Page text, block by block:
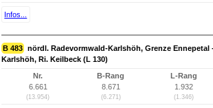
Infos...
B 483 nördl. Radevormwald-Karlshöh, Grenze Ennepetal
Karlshöh, Ri. Keilbeck (L 130)
Nr.
6.661
(13.954)
B-Rang
8.671
(6.271)
L-Rang
1.932
(1.346)